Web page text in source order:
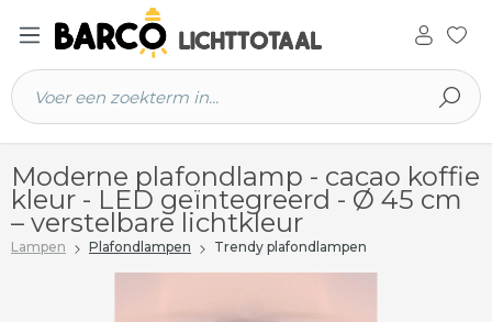
hoofdinhoud
Moderne plafondlamp - cacao koffie
kleur - LED geïntegreerd - Ø 45 cm
– verstelbare lichtkleur
Lampen Plafondlampen Trendy plafondlampen